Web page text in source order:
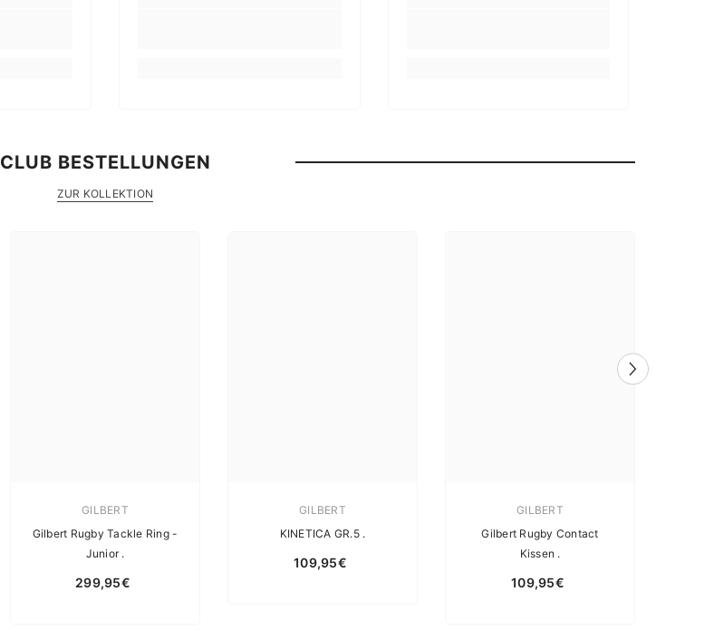
CLUB BESTELLUNGEN
ZUR KOLLEKTION
GILBERT
Gilbert Rugby Tackle Ring -
Junior .
299,95€
GILBERT
KINETICA GR.5 .
109,95€
GILBERT
Gilbert Rugby Contact
Kissen .
109,95€